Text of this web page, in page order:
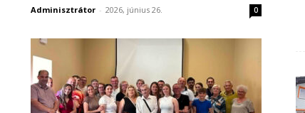
Adminisztrátor - 2026, június 26. 0